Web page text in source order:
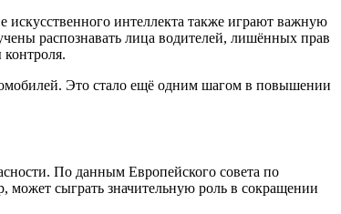
искусственного интеллекта также играют важную
распознавать лица водителей, лишённых прав
Это стало ещё одним шагом в повышении
По данным Европейского совета по
может сыграть значительную роль в сокращении